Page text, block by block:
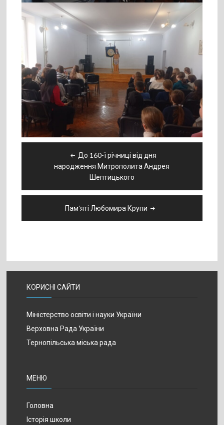
записів
До 160-ї річниці від дня
народження Митрополита Андрея
Шептицького
Пам’яті Любомира Крупи
КОРИСНІ САЙТИ
Міністерство освіти і науки України
Верховна Рада України
Тернопільська міська рада
МЕНЮ
Головна
Історія школи